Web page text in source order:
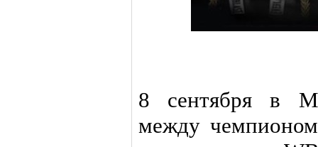
8 сентября в
между